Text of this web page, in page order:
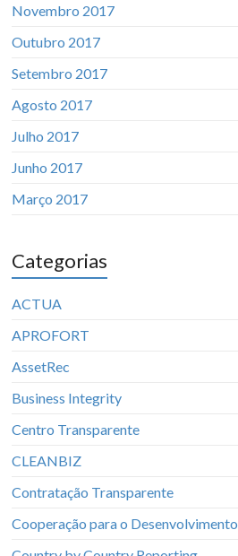
Novembro 2017
Outubro 2017
Setembro 2017
Agosto 2017
Julho 2017
Junho 2017
Março 2017
Categorias
ACTUA
APROFORT
AssetRec
Business Integrity
Centro Transparente
CLEANBIZ
Contratação Transparente
Cooperação para o Desenvolvimento